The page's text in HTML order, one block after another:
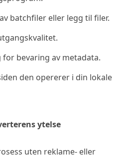
batchfiler eller legg til filer.
for bevaring av metadata.
den opererer i din lokale
ytelse
uten reklame- eller